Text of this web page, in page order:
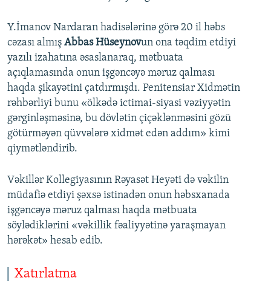
Y.İmanov Nardaran hadisələrinə görə 20 il həbs
cəzası almış Abbas Hüseynovun ona təqdim etdiyi
yazılı izahatına əsaslanaraq, mətbuata
açıqlamasında onun işgəncəyə məruz qalması
haqda şikayətini çatdırmışdı. Penitensiar Xidmətin
rəhbərliyi bunu «ölkədə ictimai-siyasi vəziyyətin
gərginləşməsinə, bu dövlətin çiçəklənməsini gözü
götürməyən qüvvələrə xidmət edən addım» kimi
qiymətləndirib.
Vəkillər Kollegiyasının Rəyasət Heyəti də vəkilin
müdafiə etdiyi şəxsə istinadən onun həbsxanada
işgəncəyə məruz qalması haqda mətbuata
söylədiklərini «vəkillik fəaliyyətinə yaraşmayan
hərəkət» hesab edib.
Xatırlatma